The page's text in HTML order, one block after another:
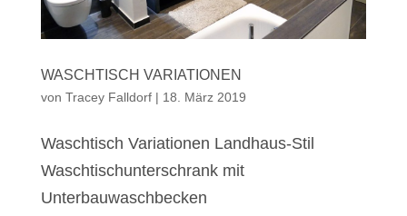
WASCHTISCH VARIATIONEN
von Tracey Falldorf| 18. März 2019
Waschtisch Variationen Landhaus-Stil
Waschtischunterschrank mit
Unterbauwaschbecken